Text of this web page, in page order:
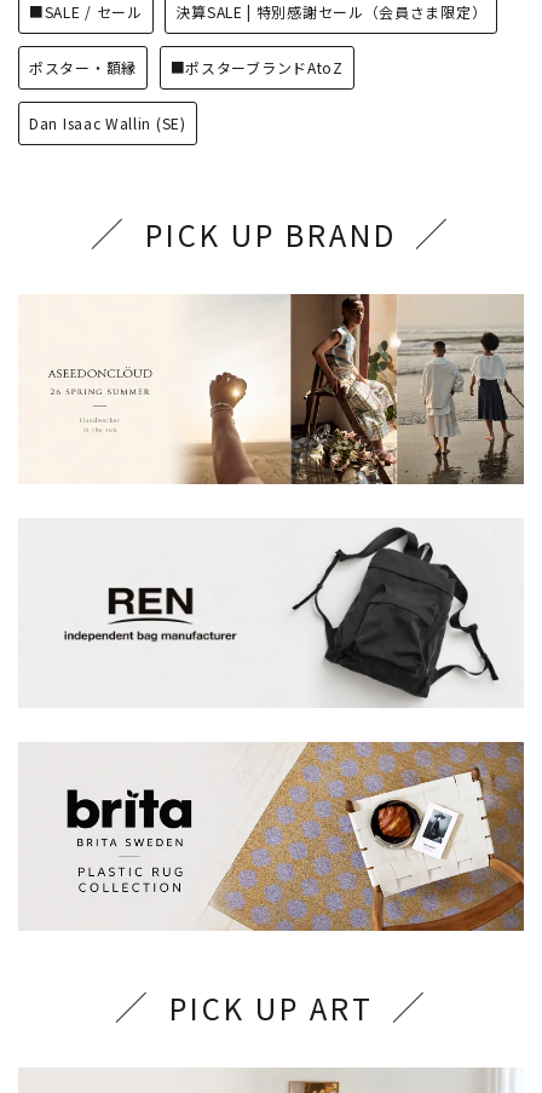
■SALE / セール 決算SALE | 特別感謝セール（会員さま限定）
ポスター・額縁 ■ポスターブランドAtoZ
Dan Isaac Wallin (SE)
PICK UP BRAND
PICK UP ART